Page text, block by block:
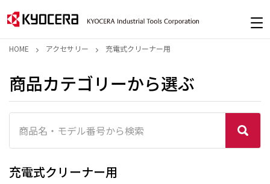
HOME アクセサリー 充電式クリーナー用
商品カテゴリーから選ぶ
充電式クリーナー用